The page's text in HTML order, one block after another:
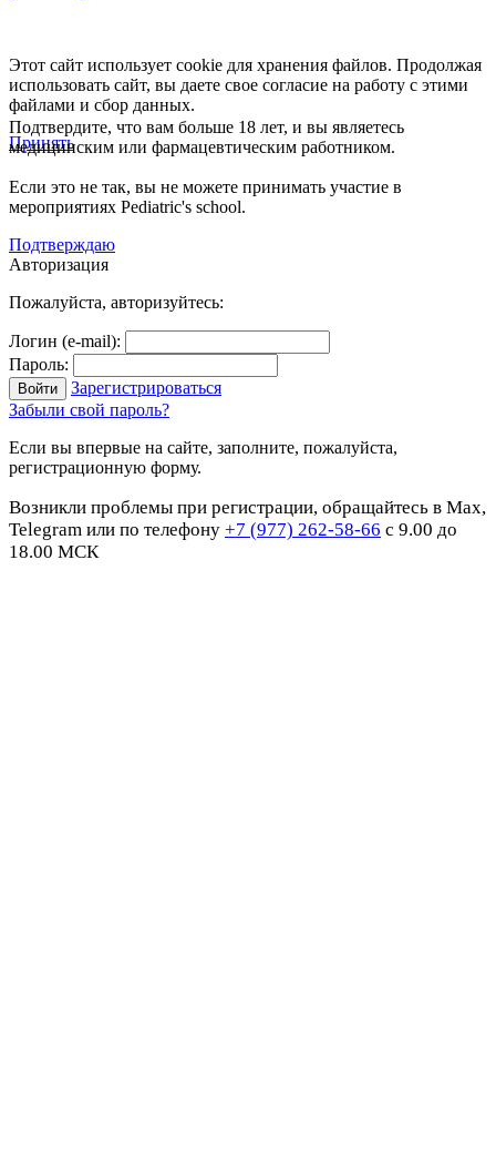
Этот сайт использует cookie для хранения файлов. Продолжая
использовать сайт, вы даете свое согласие на работу с этими
файлами и сбор данных.
Принять
Подтвердите, что вам больше 18 лет, и вы являетесь
медицинским или фармацевтическим работником.
Если это не так, вы не можете принимать участие в
мероприятиях Pediatric's school.
Подтверждаю
Авторизация
Пожалуйста, авторизуйтесь:
Логин (e-mail):
Пароль:
Зарегистрироваться
Забыли свой пароль?
Если вы впервые на сайте, заполните, пожалуйста,
регистрационную форму.
Возникли проблемы при регистрации, обращайтесь в Max,
Telegram или по телефону +7 (977) 262-58-66 с 9.00 до
18.00 МСК